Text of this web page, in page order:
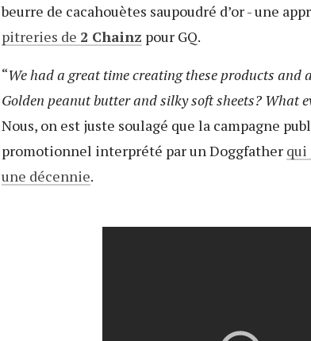
beurre de cacahouètes saupoudré d’or - une
pitreries de 2 Chainz pour GQ.
“We had a great time creating these products
Golden peanut butter and silky soft sheets? What
Nous, on est juste soulagé que la campagne
promotionnel interprété par un Doggfather qui
une décennie.